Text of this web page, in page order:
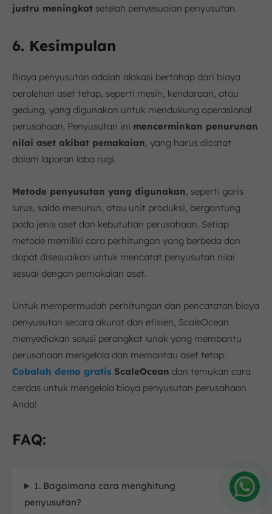
justru meningkat setelah penyesuaian penyusutan.
6. Kesimpulan
Biaya penyusutan adalah alokasi bertahap dari biaya
perolehan aset tetap, seperti mesin, kendaraan, atau
gedung, yang digunakan untuk mendukung operasional
perusahaan. Penyusutan ini mencerminkan penurunan
nilai aset akibat pemakaian, yang harus dicatat
dalam laporan laba rugi.
Metode penyusutan yang digunakan, seperti garis
lurus, saldo menurun, atau unit produksi, bergantung
pada jenis aset dan kebutuhan perusahaan. Setiap
metode memiliki cara perhitungan yang berbeda dan
dapat disesuaikan untuk mencatat penyusutan nilai
sesuai dengan pemakaian aset.
Untuk mempermudah perhitungan dan pencatatan biaya
penyusutan secara akurat dan efisien, ScaleOcean
menyediakan solusi perangkat lunak yang membantu
perusahaan mengelola dan memantau aset tetap.
Cobalah demo gratis ScaleOcean dan temukan cara
cerdas untuk mengelola biaya penyusutan perusahaan
Anda!
FAQ:
1. Bagaimana cara menghitung
penyusutan?